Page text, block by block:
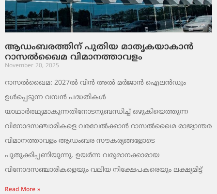
ആഡംബരത്തിന് പുതിയ മാതൃകയാകാൻ
റാസൽഖൈമ വിമാനത്താവളം
November 20, 2025
റാസൽഖൈമ: 2027ൽ വിൻ അൽ മർജാൻ ഐലൻഡും
ഉൾപ്പെടുന്ന വമ്പൻ പദ്ധതികൾ
യാഥാർത്ഥ്യമാകുന്നതിനോടനുബന്ധിച്ച് ഒഴുകിയെത്തുന്ന
വിനോദസഞ്ചാരികളെ വരവേൽക്കാൻ റാസൽഖൈമ രാജ്യാന്തര
വിമാനത്താവളം ആഡംബര സൗകര്യങ്ങളോടെ
പുതുക്കിപ്പണിയുന്നു. ഉയർന്ന വരുമാനക്കാരായ
വിനോദസഞ്ചാരികളെയും വലിയ നിക്ഷേപകരെയും ലക്ഷ്യമിട്ട്
Read More »